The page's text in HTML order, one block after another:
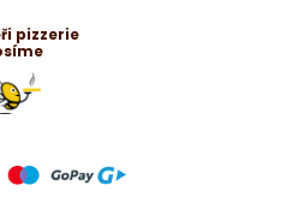
pizzerie